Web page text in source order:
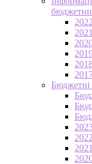
2022
2021
Бюджетні
2022
2021